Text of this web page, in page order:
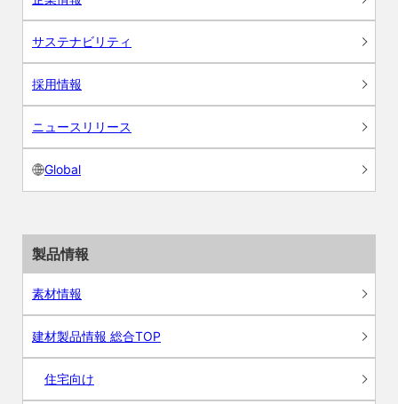
サステナビリティ
採用情報
ニュースリリース
Global
製品情報
素材情報
建材製品情報 総合TOP
住宅向け